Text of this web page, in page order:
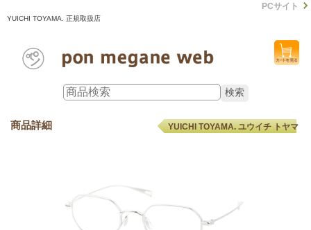
YUICHI TOYAMA. 正規取扱店
PCサイト
商品詳細 YUICHI TOYAMA. ユウイチ トヤマ